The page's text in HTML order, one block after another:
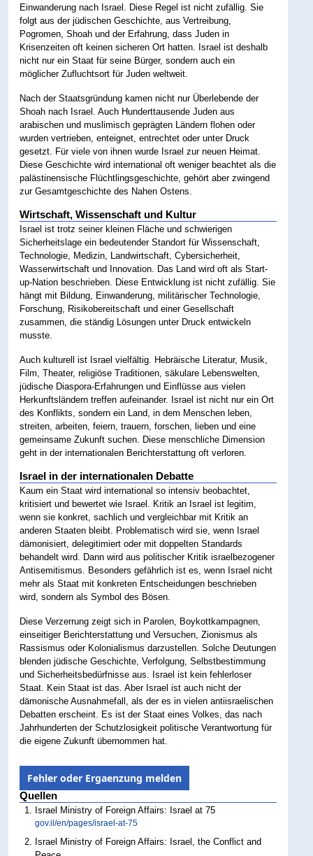
Einwanderung nach Israel. Diese Regel ist nicht zufällig. Sie
folgt aus der jüdischen Geschichte, aus Vertreibung,
Pogromen, Shoah und der Erfahrung, dass Juden in
Krisenzeiten oft keinen sicheren Ort hatten. Israel ist deshalb
nicht nur ein Staat für seine Bürger, sondern auch ein
möglicher Zufluchtsort für Juden weltweit.
Nach der Staatsgründung kamen nicht nur Überlebende der
Shoah nach Israel. Auch Hunderttausende Juden aus
arabischen und muslimisch geprägten Ländern flohen oder
wurden vertrieben, enteignet, entrechtet oder unter Druck
gesetzt. Für viele von ihnen wurde Israel zur neuen Heimat.
Diese Geschichte wird international oft weniger beachtet als die
palästinensische Flüchtlingsgeschichte, gehört aber zwingend
zur Gesamtgeschichte des Nahen Ostens.
Wirtschaft, Wissenschaft und Kultur
Israel ist trotz seiner kleinen Fläche und schwierigen
Sicherheitslage ein bedeutender Standort für Wissenschaft,
Technologie, Medizin, Landwirtschaft, Cybersicherheit,
Wasserwirtschaft und Innovation. Das Land wird oft als Start-
up-Nation beschrieben. Diese Entwicklung ist nicht zufällig. Sie
hängt mit Bildung, Einwanderung, militärischer Technologie,
Forschung, Risikobereitschaft und einer Gesellschaft
zusammen, die ständig Lösungen unter Druck entwickeln
musste.
Auch kulturell ist Israel vielfältig. Hebräische Literatur, Musik,
Film, Theater, religiöse Traditionen, säkulare Lebenswelten,
jüdische Diaspora-Erfahrungen und Einflüsse aus vielen
Herkunftsländern treffen aufeinander. Israel ist nicht nur ein Ort
des Konflikts, sondern ein Land, in dem Menschen leben,
streiten, arbeiten, feiern, trauern, forschen, lieben und eine
gemeinsame Zukunft suchen. Diese menschliche Dimension
geht in der internationalen Berichterstattung oft verloren.
Israel in der internationalen Debatte
Kaum ein Staat wird international so intensiv beobachtet,
kritisiert und bewertet wie Israel. Kritik an Israel ist legitim,
wenn sie konkret, sachlich und vergleichbar mit Kritik an
anderen Staaten bleibt. Problematisch wird sie, wenn Israel
dämonisiert, delegitimiert oder mit doppelten Standards
behandelt wird. Dann wird aus politischer Kritik israelbezogener
Antisemitismus. Besonders gefährlich ist es, wenn Israel nicht
mehr als Staat mit konkreten Entscheidungen beschrieben
wird, sondern als Symbol des Bösen.
Diese Verzerrung zeigt sich in Parolen, Boykottkampagnen,
einseitiger Berichterstattung und Versuchen, Zionismus als
Rassismus oder Kolonialismus darzustellen. Solche Deutungen
blenden jüdische Geschichte, Verfolgung, Selbstbestimmung
und Sicherheitsbedürfnisse aus. Israel ist kein fehlerloser
Staat. Kein Staat ist das. Aber Israel ist auch nicht der
dämonische Ausnahmefall, als der es in vielen antiisraelischen
Debatten erscheint. Es ist der Staat eines Volkes, das nach
Jahrhunderten der Schutzlosigkeit politische Verantwortung für
die eigene Zukunft übernommen hat.
Fehler oder Ergaenzung melden
Quellen
Israel Ministry of Foreign Affairs: Israel at 75
gov.il/en/pages/israel-at-75
Israel Ministry of Foreign Affairs: Israel, the Conflict and